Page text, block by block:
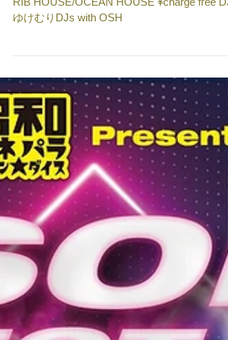
2023.6.10 (金) 東京ジェイポップハウス 銀座
RIB HOUSE/OCEAN HOUSE ¥charge free